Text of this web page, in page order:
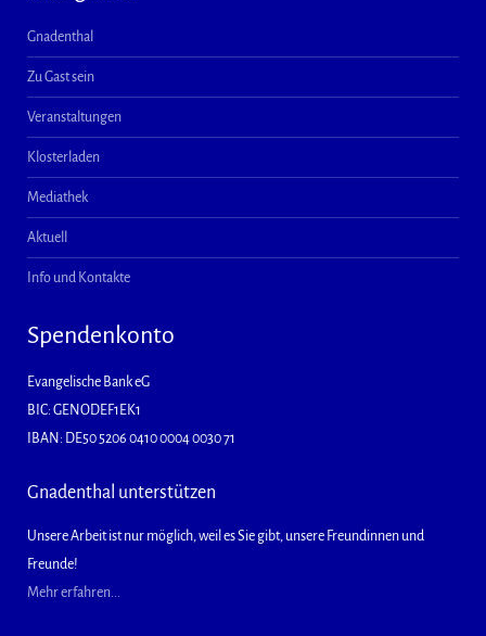
Gnadenthal
Zu Gast sein
Veranstaltungen
Klosterladen
Mediathek
Aktuell
Info und Kontakte
Spendenkonto
Evangelische Bank eG
BIC: GENODEF1EK1
IBAN: DE50 5206 0410 0004 0030 71
Gnadenthal unterstützen
Unsere Arbeit ist nur möglich, weil es Sie gibt, unsere Freundinnen und
Freunde!
Mehr erfahren...